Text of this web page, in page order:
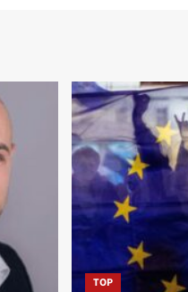
TOP